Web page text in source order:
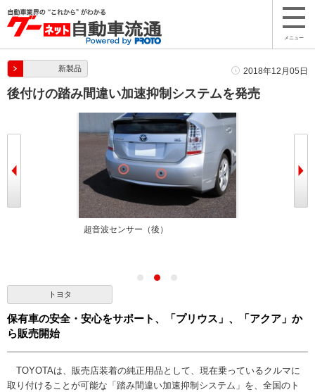
メニュー
新製品 2018年12月05日
後付けの踏み間違い加速抑制システムを発売
超音波センサー（後）
トヨタ
保有車の安全・安心をサポート、「プリウス」、「アクア」か
ら販売開始
TOYOTAは、販売店装着の純正用品として、現在乗っているクルマに
取り付けることが可能な「踏み間違い加速抑制システム」を、全国のト